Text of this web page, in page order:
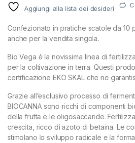
Aggiungi alla lista dei desideri
Confezionato in pratiche scatole da 10
anche per la vendita singola.
Bio Vega è la novissima linea di
per la coltivazione in terra. Questi
certificazione EKO SKAL che ne
Grazie all’esclusivo processo di
BIOCANNA sono ricchi di componenti
della frutta e le oligosaccaride.
crescita, ricco di azoto di betaina. Le
stimolano lo sviluppo radicale e la